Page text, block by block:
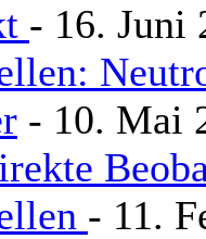
- 16. Juni
- 10. Mai
- 11.